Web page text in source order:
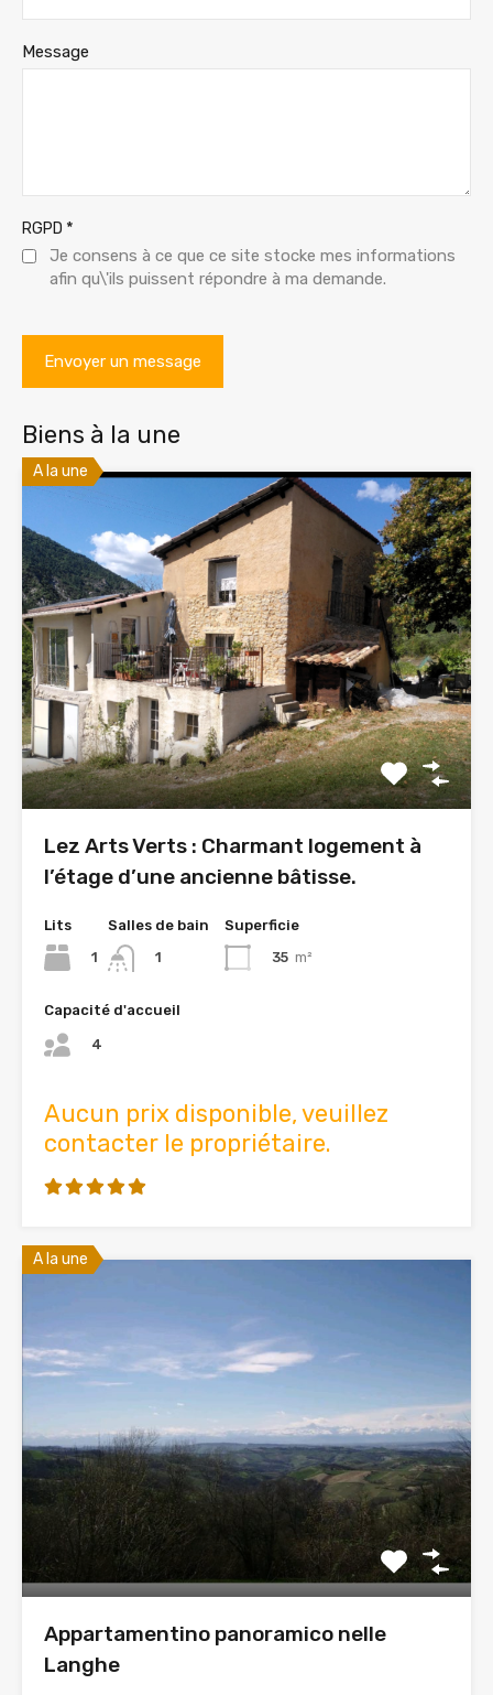
Message
RGPD *
Je consens à ce que ce site stocke mes informations
afin qu\'ils puissent répondre à ma demande.
Biens à la une
A la une
Lez Arts Verts : Charmant logement à
l’étage d’une ancienne bâtisse.
Lits
1
Salles de bain
1
Superficie
35 m²
Capacité d'accueil
4
Aucun prix disponible, veuillez
contacter le propriétaire.
A la une
Appartamentino panoramico nelle
Langhe